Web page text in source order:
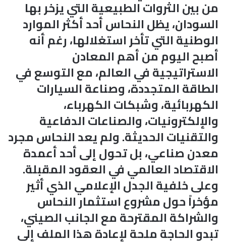
من بين الثروات الطبيعية التي يزخر بها
السودان، يظل النحاس أحد أكثر الموارد
الوطنية التي تأخر استغلالها، رغم أنه
أصبح اليوم من أهم المعادن
الاستراتيجية في العالم، مع التوسع في
الطاقة المتجددة، وصناعة السيارات
الكهربائية، وشبكات الكهرباء،
والإلكترونيات، والصناعات الدفاعية
والتقنيات الحديثة. ولم يعد النحاس مجرد
معدن صناعي، بل تحول إلى أحد أعمدة
الاقتصاد العالمي في العقود المقبلة.
وعلى خلفية الجدل الإعلامي الذي أثير
مؤخراً حول مشروع استثمار النحاس
والشراكة المقترحة مع الجانب الصيني،
تبدو الحاجة ملحة لإعادة هذا الملف إلى